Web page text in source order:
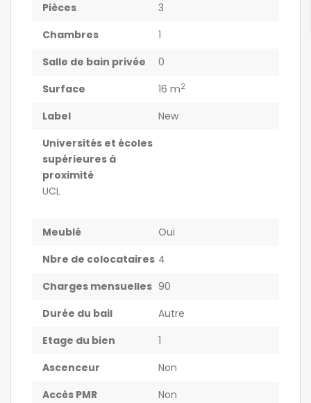
Pièces
3
Chambres
1
Salle de bain privée
0
Surface
16 m2
Label
New
Universités et écoles
supérieures à
proximité
UCL
Meublé
Oui
Nbre de colocataires 4
Charges mensuelles 90
Durée du bail
Autre
Etage du bien
1
Ascenceur
Non
Accès PMR
Non